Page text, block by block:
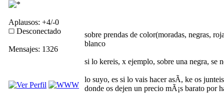
Aplausos: +4/-0
Desconectado
Mensajes: 1326
sobre prendas de color(moradas, negras,
blanco
si lo kereis, x ejemplo, sobre una negra, se
lo suyo, es si lo vais hacer asÃ­, ke os
donde os dejen un precio mÃ¡s barato por